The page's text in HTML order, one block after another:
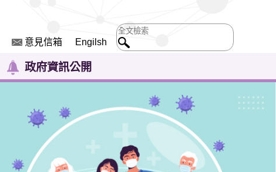
意見信箱 Engilsh
政府資訊公開